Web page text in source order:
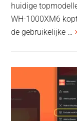
huidige
WH-1000XM6
de gebruikelijke …